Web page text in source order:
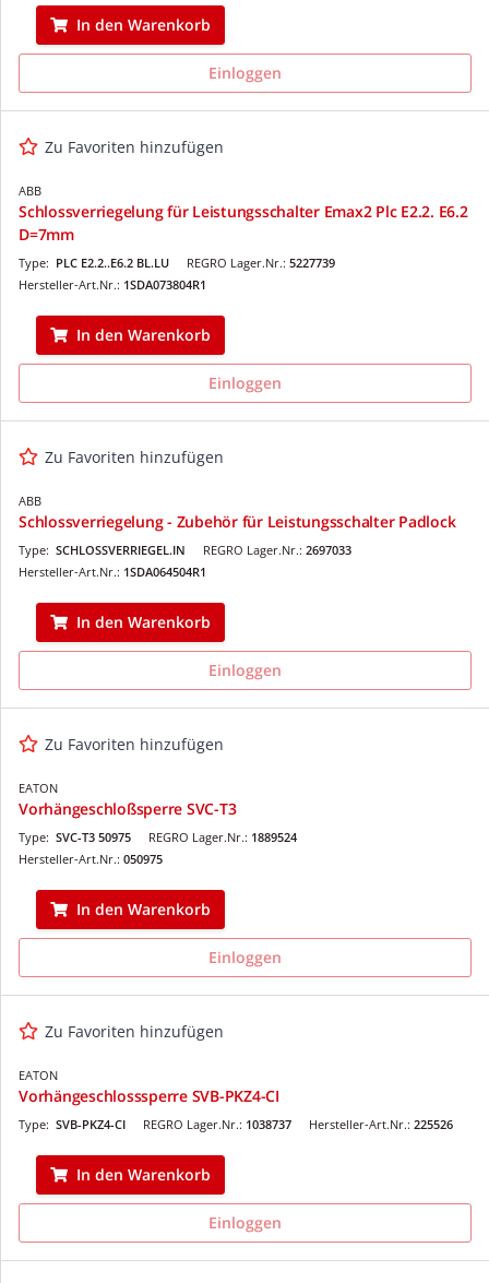
In den Warenkorb
Einloggen
Zu Favoriten hinzufügen
ABB
Schlossverriegelung für Leistungsschalter Emax2 Plc E2.2. E6.2
D=7mm
REGRO Lager.Nr.: 5227739
Type: PLC E2.2..E6.2 BL.LU
Hersteller-Art.Nr.: 1SDA073804R1
In den Warenkorb
Einloggen
Zu Favoriten hinzufügen
ABB
Schlossverriegelung - Zubehör für Leistungsschalter Padlock
REGRO Lager.Nr.: 2697033
Type: SCHLOSSVERRIEGEL.IN
Hersteller-Art.Nr.: 1SDA064504R1
In den Warenkorb
Einloggen
Zu Favoriten hinzufügen
EATON
Vorhängeschloßsperre SVC-T3
REGRO Lager.Nr.: 1889524
Type: SVC-T3 50975
Hersteller-Art.Nr.: 050975
In den Warenkorb
Einloggen
Zu Favoriten hinzufügen
EATON
Vorhängeschlosssperre SVB-PKZ4-CI
REGRO Lager.Nr.: 1038737
Type: SVB-PKZ4-CI Hersteller-Art.Nr.: 225526
In den Warenkorb
Einloggen